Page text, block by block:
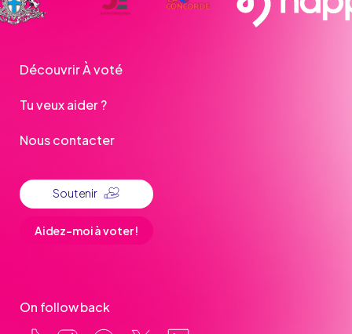
Découvrir À voté
Tu veux aider ?
Nous contacter
Soutenir
Aidez-moi à voter !
On follow back